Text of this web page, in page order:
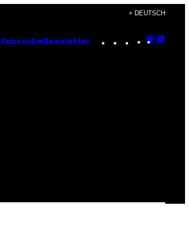
+ DEUTSCH
Subscribe Newsletter Instagram
TikTok
YouTube
Google